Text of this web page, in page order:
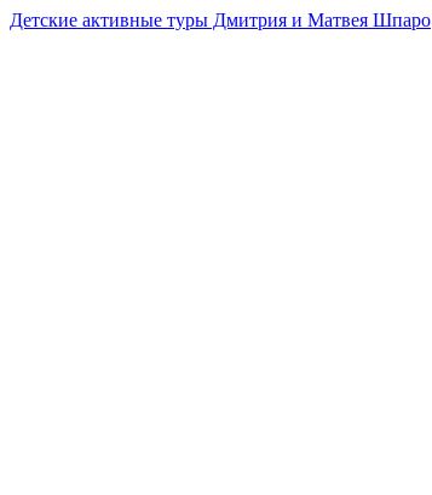
Детские активные туры Дмитрия и Матвея Шпаро